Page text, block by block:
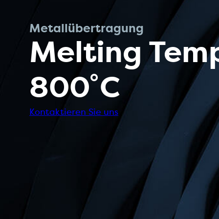
Metallübertragung
Melting
800˚C
Kontaktieren Sie uns